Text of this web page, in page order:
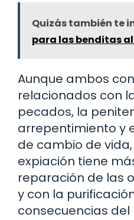
Quizás también te
para las benditas
Aunque ambos
relacionados con
pecados, la
arrepentimiento y
de cambio de
expiación tiene
reparación de las
y con la
consecuencias del